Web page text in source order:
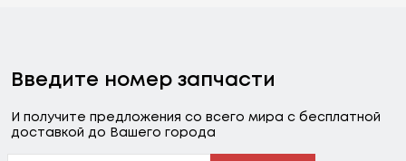
Введите номер запчасти
И получите предложения со всего мира с бесплатной
доставкой до Вашего города